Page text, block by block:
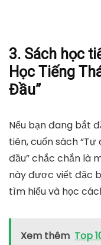
3. Sách học
Học Tiếng
Đầu”
Nếu bạn đang bắt
tiên, cuốn sách
đầu” chắc chắn là
này được viết đặc
tìm hiểu và học
Xem thêm Top